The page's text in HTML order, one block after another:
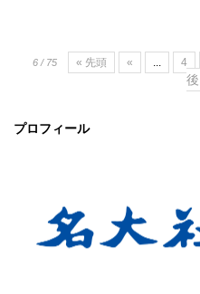
プロフィール
6 / 75 « 先頭 « ... 4